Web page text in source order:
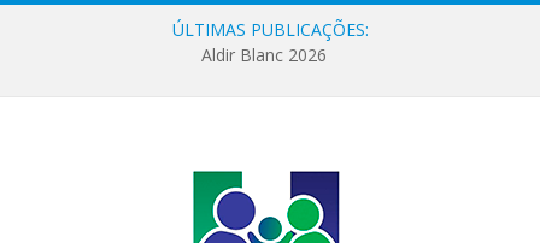
ÚLTIMAS PUBLICAÇÕES:
Aldir Blanc 2026